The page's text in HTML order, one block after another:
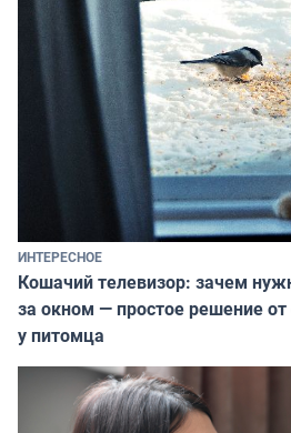
ИНТЕРЕСНОЕ
Кошачий телевизор: зачем
за окном — простое решение от
у питомца